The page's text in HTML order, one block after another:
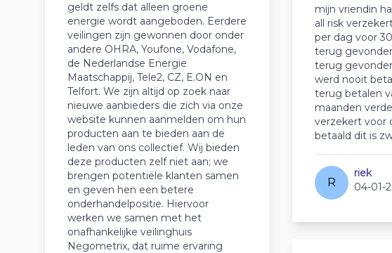
geldt zelfs dat alleen groene
energie wordt aangeboden. Eerdere
veilingen zijn gewonnen door onder
andere OHRA, Youfone, Vodafone,
de Nederlandse Energie
Maatschappij, Tele2, CZ, E.ON en
Telfort. We zijn altijd op zoek naar
nieuwe aanbieders die zich via onze
website kunnen aanmelden om hun
producten aan te bieden aan de
leden van ons collectief. Wij bieden
deze producten zelf niet aan; we
brengen potentiële klanten samen
en geven hen een betere
onderhandelpositie. Hiervoor
werken we samen met het
onafhankelijke veilinghuis
Negometrix, dat ruime ervaring
mijn vriendin
all risk
per dag voor
terug
terug
werd nooit
terug betalen
maanden
verzekert voor
betaald dit is
R
riek
04-01-